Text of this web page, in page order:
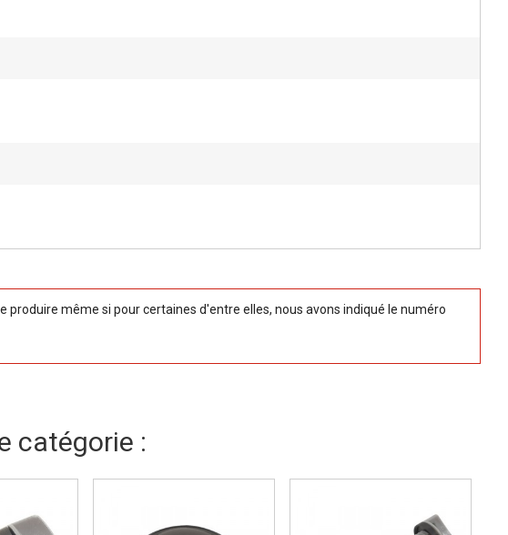
même si pour certaines d'entre elles, nous avons indiqué le numéro
catégorie :